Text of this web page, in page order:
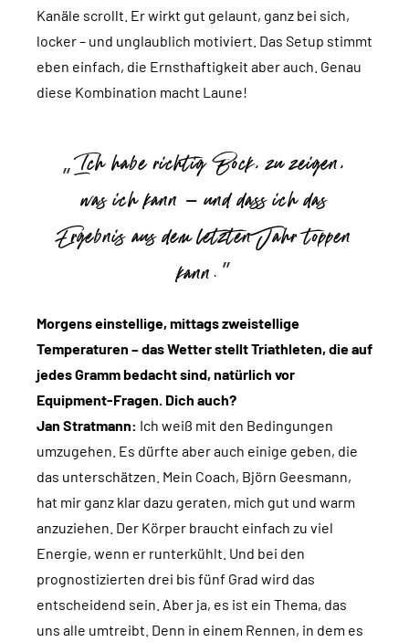
Kanäle scrollt. Er wirkt gut gelaunt, ganz bei sich,
locker – und unglaublich motiviert. Das Setup stimmt
eben einfach, die Ernsthaftigkeit aber auch. Genau
diese Kombination macht Laune!
Ich habe richtig Bock, zu zeigen,
was ich kann – und dass ich das
Ergebnis aus dem letzten Jahr toppen
kann.
Morgens einstellige, mittags zweistellige
Temperaturen – das Wetter stellt Triathleten, die auf
jedes Gramm bedacht sind, natürlich vor
Equipment-Fragen. Dich auch?
Jan Stratmann: Ich weiß mit den Bedingungen
umzugehen. Es dürfte aber auch einige geben, die
das unterschätzen. Mein Coach, Björn Geesmann,
hat mir ganz klar dazu geraten, mich gut und warm
anzuziehen. Der Körper braucht einfach zu viel
Energie, wenn er runterkühlt. Und bei den
prognostizierten drei bis fünf Grad wird das
entscheidend sein. Aber ja, es ist ein Thema, das
uns alle umtreibt. Denn in einem Rennen, in dem es